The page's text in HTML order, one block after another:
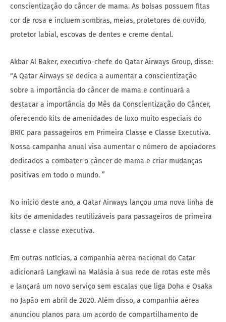
conscientização do câncer de mama. As bolsas possuem fitas
cor de rosa e incluem sombras, meias, protetores de ouvido,
protetor labial, escovas de dentes e creme dental.
Akbar Al Baker, executivo-chefe do Qatar Airways Group, disse:
“A Qatar Airways se dedica a aumentar a conscientização
sobre a importância do câncer de mama e continuará a
destacar a importância do Mês da Conscientização do Câncer,
oferecendo kits de amenidades de luxo muito especiais do
BRIC para passageiros em Primeira Classe e Classe Executiva.
Nossa campanha anual visa aumentar o número de apoiadores
dedicados a combater o câncer de mama e criar mudanças
positivas em todo o mundo. ”
No início deste ano, a Qatar Airways lançou uma nova linha de
kits de amenidades reutilizáveis para passageiros de primeira
classe e classe executiva.
Em outras notícias, a companhia aérea nacional do Catar
adicionará Langkawi na Malásia à sua rede de rotas este mês
e lançará um novo serviço sem escalas que liga Doha e Osaka
no Japão em abril de 2020. Além disso, a companhia aérea
anunciou planos para um acordo de compartilhamento de